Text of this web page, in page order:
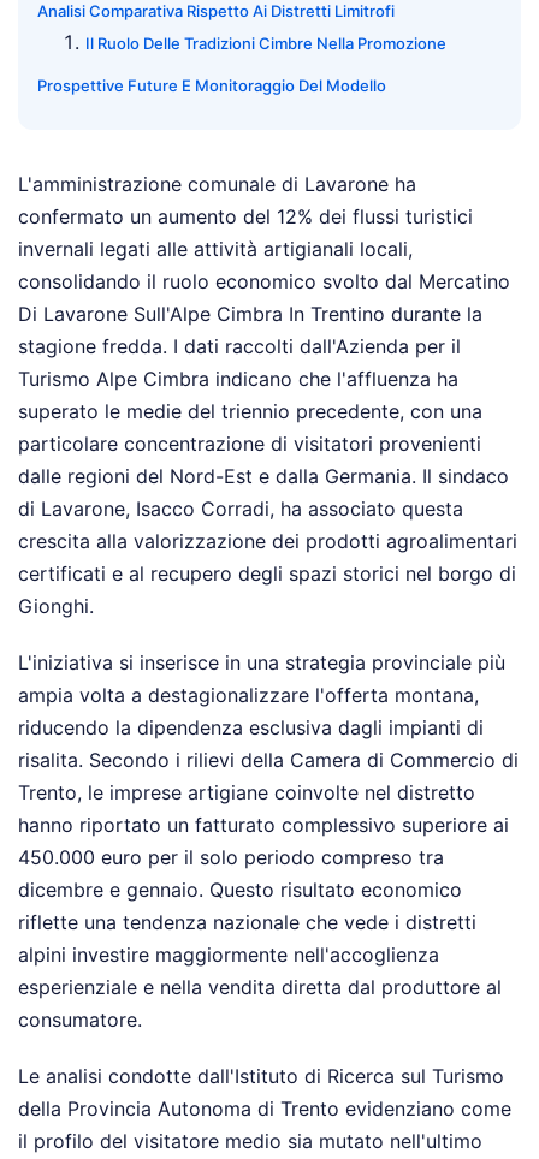
Analisi Comparativa Rispetto Ai Distretti Limitrofi
Il Ruolo Delle Tradizioni Cimbre Nella Promozione
Prospettive Future E Monitoraggio Del Modello
L'amministrazione comunale di Lavarone ha
confermato un aumento del 12% dei flussi turistici
invernali legati alle attività artigianali locali,
consolidando il ruolo economico svolto dal Mercatino
Di Lavarone Sull'Alpe Cimbra In Trentino durante la
stagione fredda. I dati raccolti dall'Azienda per il
Turismo Alpe Cimbra indicano che l'affluenza ha
superato le medie del triennio precedente, con una
particolare concentrazione di visitatori provenienti
dalle regioni del Nord-Est e dalla Germania. Il sindaco
di Lavarone, Isacco Corradi, ha associato questa
crescita alla valorizzazione dei prodotti agroalimentari
certificati e al recupero degli spazi storici nel borgo di
Gionghi.
L'iniziativa si inserisce in una strategia provinciale più
ampia volta a destagionalizzare l'offerta montana,
riducendo la dipendenza esclusiva dagli impianti di
risalita. Secondo i rilievi della Camera di Commercio di
Trento, le imprese artigiane coinvolte nel distretto
hanno riportato un fatturato complessivo superiore ai
450.000 euro per il solo periodo compreso tra
dicembre e gennaio. Questo risultato economico
riflette una tendenza nazionale che vede i distretti
alpini investire maggiormente nell'accoglienza
esperienziale e nella vendita diretta dal produttore al
consumatore.
Le analisi condotte dall'Istituto di Ricerca sul Turismo
della Provincia Autonoma di Trento evidenziano come
il profilo del visitatore medio sia mutato nell'ultimo